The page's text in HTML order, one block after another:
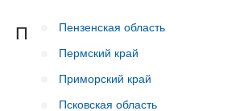
П
Пензенская область
Пермский край
Приморский край
Псковская область